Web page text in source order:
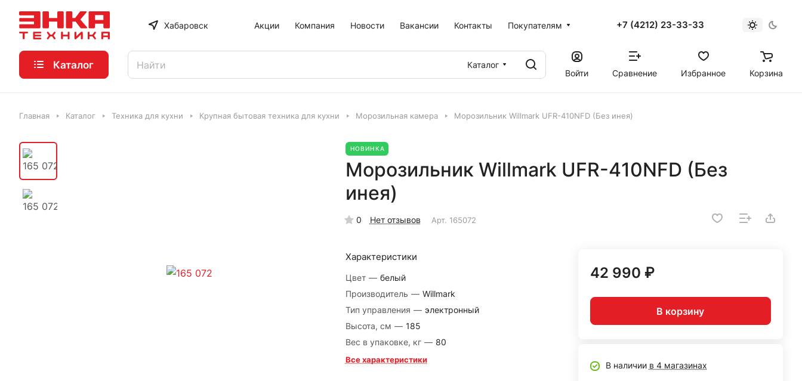
Хабаровск Акции Компания Новости Вакансии Контакты Покупателям +7 (4212) 23-33-33
Каталог
Каталог
Войти
Сравнение Избранное Корзина
Главная Каталог Техника для кухни Крупная бытовая техника для кухни Морозильная камера Морозильник Willmark UFR-410NFD (Без инея)
НОВИНКА
Морозильник Willmark UFR-410NFD (Без
инея)
0 Нет отзывов Арт. 165072
Характеристики
Цвет — белый
Производитель — Willmark
Тип управления — электронный
Высота, см — 185
Вес в упаковке, кг — 80
Все характеристики
42 990 ₽
В корзину
В наличии в 4 магазинах